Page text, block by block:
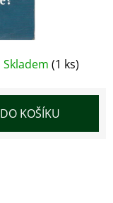
Skladem (1 ks)
DO KOŠÍKU